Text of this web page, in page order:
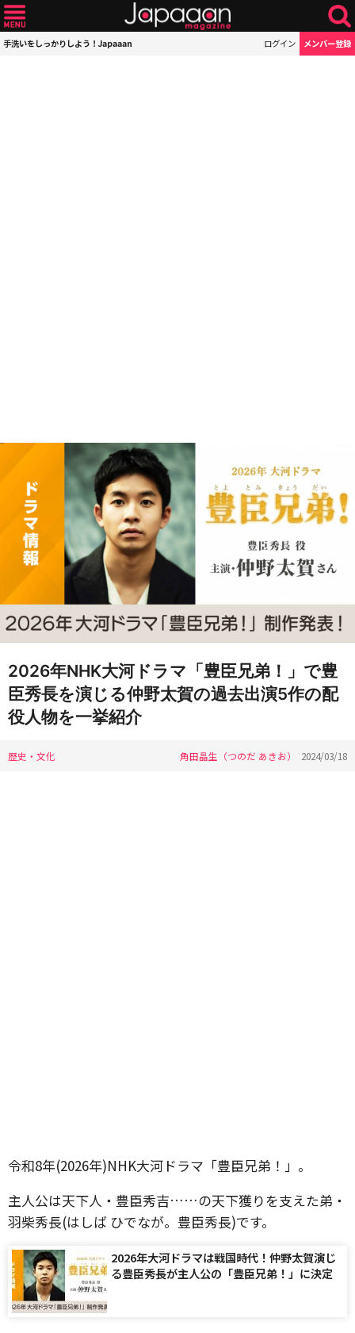
手洗いをしっかりしよう！Japaaan ログイン メンバー登録
2026年NHK大河ドラマ「豊臣兄弟！」で豊
臣秀長を演じる仲野太賀の過去出演5作の配
役人物を一挙紹介
歴史・文化 角田晶生（つのだ あきお） 2024/03/18
令和8年(2026年)NHK大河ドラマ「豊臣兄弟！」。
主人公は天下人・豊臣秀吉……の天下獲りを支えた弟・
羽柴秀長(はしば ひでなが。豊臣秀長)です。
2026年大河ドラマは戦国時代！仲野太賀演じ
る豊臣秀長が主人公の「豊臣兄弟！」に決定